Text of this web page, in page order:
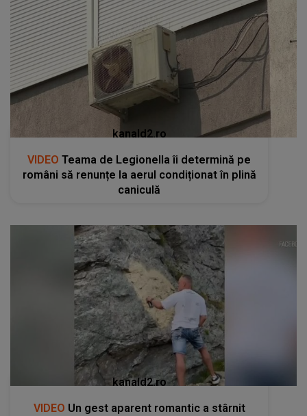
kanald2.ro
VIDEO Teama de Legionella îi determină pe
români să renunțe la aerul condiționat în plină
caniculă
kanald2.ro
VIDEO Un gest aparent romantic a stârnit